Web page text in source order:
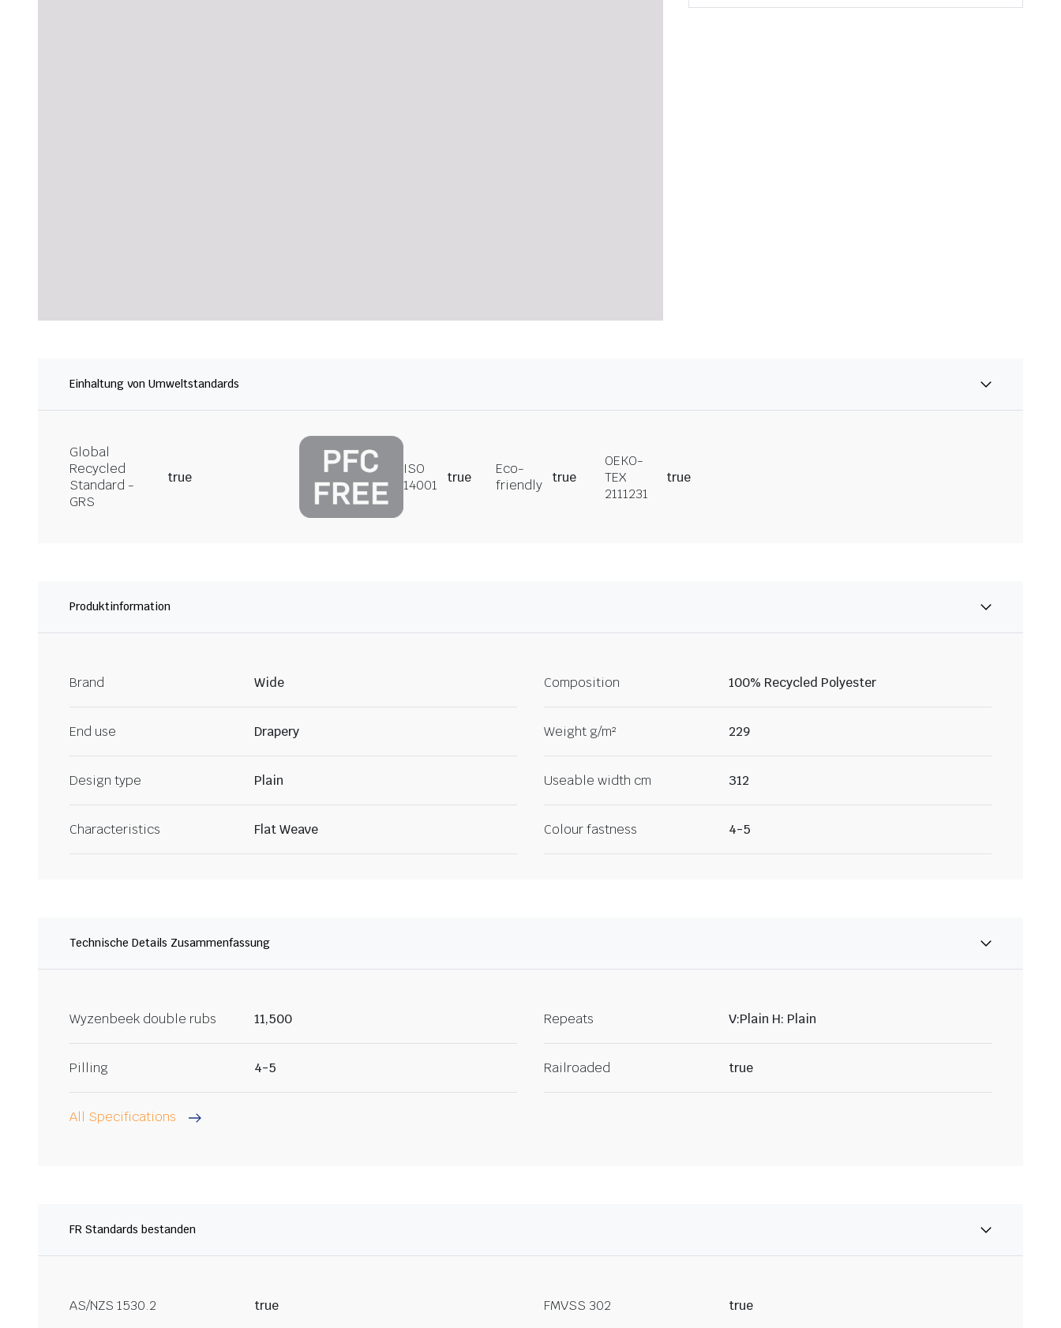
Einhaltung von Umweltstandards
Global
Recycled
Standard -
GRS
true
ISO
14001
true
Eco-
friendly
true
OEKO-
TEX
2111231
true
Produktinformation
Brand Wide Composition 100% Recycled Polyester
End use Drapery Weight g/m² 229
Design type Plain Useable width cm 312
Characteristics Flat Weave Colour fastness 4-5
Technische Details Zusammenfassung
Wyzenbeek double rubs 11,500 Repeats V:Plain H: Plain
Pilling 4-5 Railroaded true
All Specifications
FR Standards bestanden
AS/NZS 1530.2 true FMVSS 302 true